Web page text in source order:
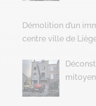
Démolition d’un
centre ville de